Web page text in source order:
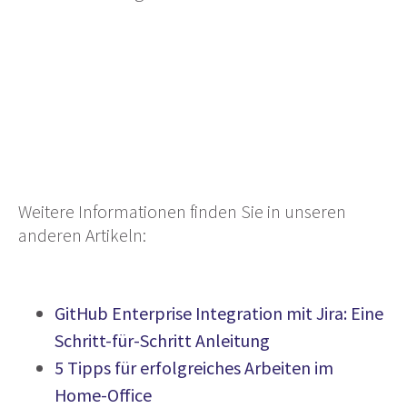
Weitere Informationen finden Sie in unseren
anderen Artikeln:
GitHub Enterprise Integration mit Jira: Eine
Schritt-für-Schritt Anleitung
5 Tipps für erfolgreiches Arbeiten im
Home-Office